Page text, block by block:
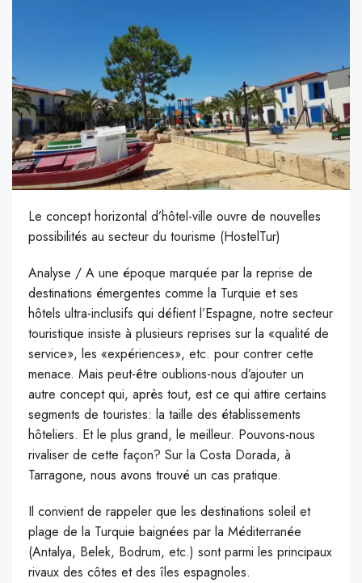
Le concept horizontal d’hôtel-ville ouvre de nouvelles
possibilités au secteur du tourisme (HostelTur)
Analyse / A une époque marquée par la reprise de
destinations émergentes comme la Turquie et ses
hôtels ultra-inclusifs qui défient l’Espagne, notre secteur
touristique insiste à plusieurs reprises sur la «qualité de
service», les «expériences», etc. pour contrer cette
menace. Mais peut-être oublions-nous d’ajouter un
autre concept qui, après tout, est ce qui attire certains
segments de touristes: la taille des établissements
hôteliers. Et le plus grand, le meilleur. Pouvons-nous
rivaliser de cette façon? Sur la Costa Dorada, à
Tarragone, nous avons trouvé un cas pratique.
Il convient de rappeler que les destinations soleil et
plage de la Turquie baignées par la Méditerranée
(Antalya, Belek, Bodrum, etc.) sont parmi les principaux
rivaux des côtes et des îles espagnoles.